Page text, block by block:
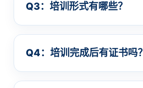
Q3：培训形式有哪些？
Q4：培训完成后有证书吗？